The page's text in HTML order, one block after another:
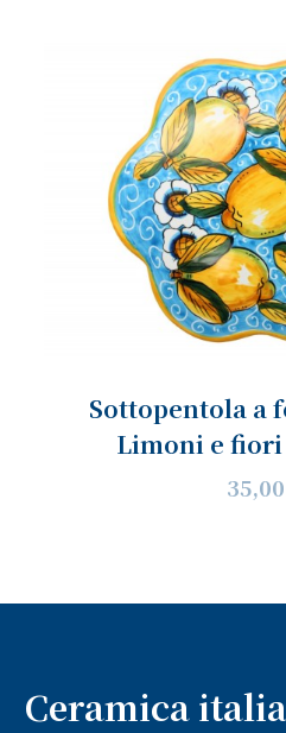
Sottopentola a
Limoni e
Ceramica